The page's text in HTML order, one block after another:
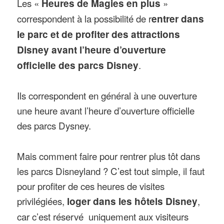
Les « Heures de Magies en plus »
correspondent à la possibilité de rentrer dans
le parc et de profiter des attractions
Disney avant l’heure d’ouverture
officielle des parcs Disney.
Ils correspondent en général à une ouverture
une heure avant l’heure d’ouverture officielle
des parcs Dysney.
Mais comment faire pour rentrer plus tôt dans
les parcs Disneyland ? C’est tout simple, il faut
pour profiter de ces heures de visites
privilégiées, loger dans les hôtels Disney,
car c’est réservé uniquement aux visiteurs